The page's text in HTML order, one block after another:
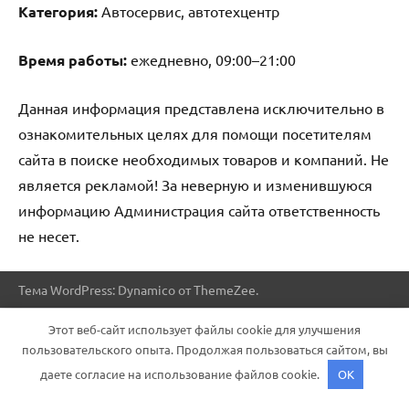
Категория: Автосервис, автотехцентр
Время работы: ежедневно, 09:00–21:00
Данная информация представлена исключительно в
ознакомительных целях для помощи посетителям
сайта в поиске необходимых товаров и компаний. Не
является рекламой! За неверную и изменившуюся
информацию Администрация сайта ответственность
не несет.
Тема WordPress: Dynamico от ThemeZee.
Этот веб-сайт использует файлы cookie для улучшения
пользовательского опыта. Продолжая пользоваться сайтом, вы
даете согласие на использование файлов cookie.
OK